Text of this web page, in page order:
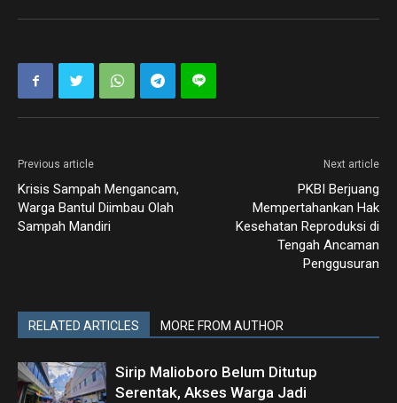
Previous article
Krisis Sampah Mengancam,
Warga Bantul Diimbau Olah
Sampah Mandiri
Next article
PKBI Berjuang
Mempertahankan Hak
Kesehatan Reproduksi di
Tengah Ancaman
Penggusuran
RELATED ARTICLES MORE FROM AUTHOR
Sirip Malioboro Belum Ditutup
Serentak, Akses Warga Jadi